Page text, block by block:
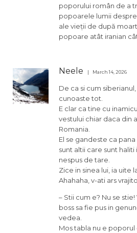
poporului român de a
popoarele lumii
ale vieții de după
popoare atât iranian
Neele March 14, 2026
De ca si cum
cunoaste tot.
E clar ca tine cu
vestului chiar daca din
Romania.
El se gandeste ca
sunt altii care sunt haliti
nespus de tare.
Zice in sinea lui, ia uite
Ahahaha, v-ati ars
– Stii cum e? Nu se
boss sa fie pus in
vedea.
Mos tabla nu e